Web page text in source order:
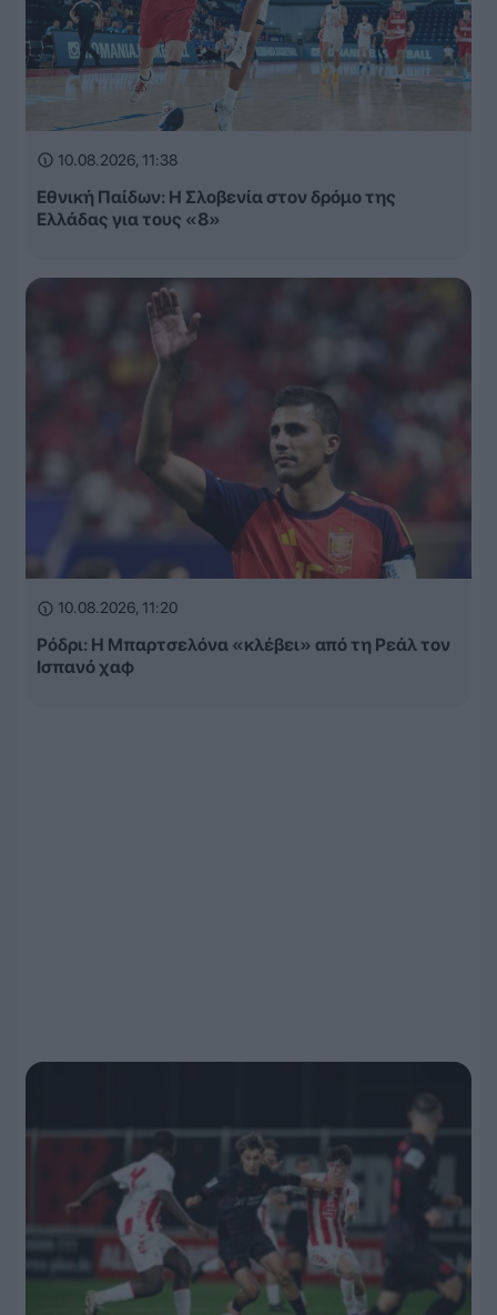
10.08.2026, 11:38
Εθνική Παίδων: Η Σλοβενία στον δρόμο της
Ελλάδας για τους «8»
10.08.2026, 11:20
Ρόδρι: Η Μπαρτσελόνα «κλέβει» από τη Ρεάλ τον
Ισπανό χαφ